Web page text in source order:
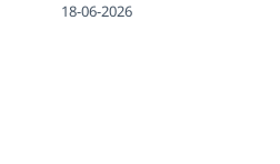
18-06-2026